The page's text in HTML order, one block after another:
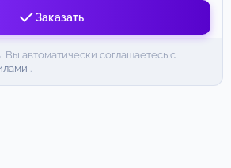
Заказать
Вы автоматически соглашаетесь с
.